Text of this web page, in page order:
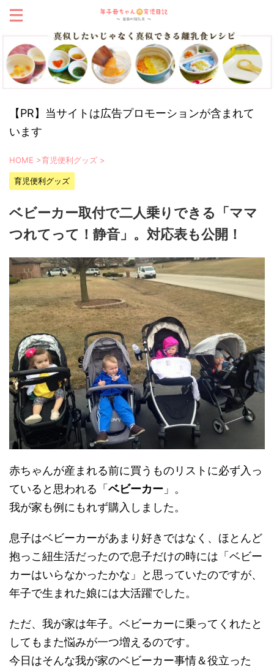
【PR】当サイトは広告プロモーションが含まれて
います
HOME >育児便利グッズ >
育児便利グッズ
ベビーカー取付で二人乗りできる「ママ
つれてって！静音」。対応表も公開！
赤ちゃんが産まれる前に買うものリストに必ず入っ
ていると思われる「 ベビーカー 」。
我が家も例にもれず購入しました。
息子はベビーカーがあまり好きではなく、ほとんど
抱っこ紐生活だったので息子だけの時には「ベビー
カーはいらなかったかな」と思っていたのですが、
年子で生まれた娘には大活躍でした。
ただ、我が家は年子。ベビーカーに乗ってくれたと
してもまた悩みが一つ増えるのです。
今日はそんな我が家のベビーカー事情＆役立った